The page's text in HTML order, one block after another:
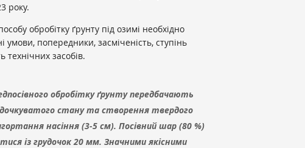
року.
обробітку ґрунту під озимі необхідно
умови, попередники, засміченість, ступінь
технічних засобів.
обробітку ґрунту передбачають
стану та створення твердого
насіння (3-5 см). Посівний шар (80 %)
із грудочок 20 мм. Значними якісними